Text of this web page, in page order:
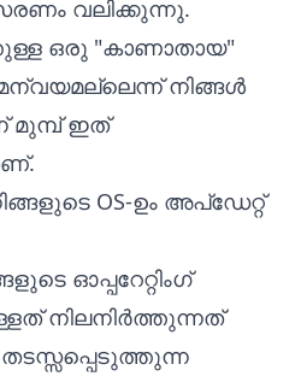
വലിക്കുന്നു.
ഒരു "കാണാതായ"
നിങ്ങൾ
മുമ്പ് ഇത്
OS-ഉം അപ്ഡേറ്റ്
ഓപ്പറേറ്റിംഗ്
നിലനിർത്തുന്നത്